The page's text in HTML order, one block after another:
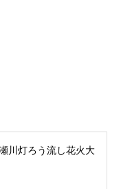
川灯ろう流し花火大